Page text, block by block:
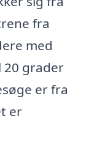
fra
med
grader
er fra
er